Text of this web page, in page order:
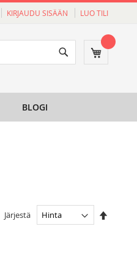
KIRJAUDU SISÄÄN LUO TILI
Ostoskori
BLOGI
Järjestä